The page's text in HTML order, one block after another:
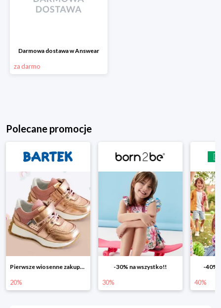
Darmowa dostawa w Answear
za darmo
Polecane promocje
-30% na wszystko!!
30%
-40% na drugą sztukę
40% 25%